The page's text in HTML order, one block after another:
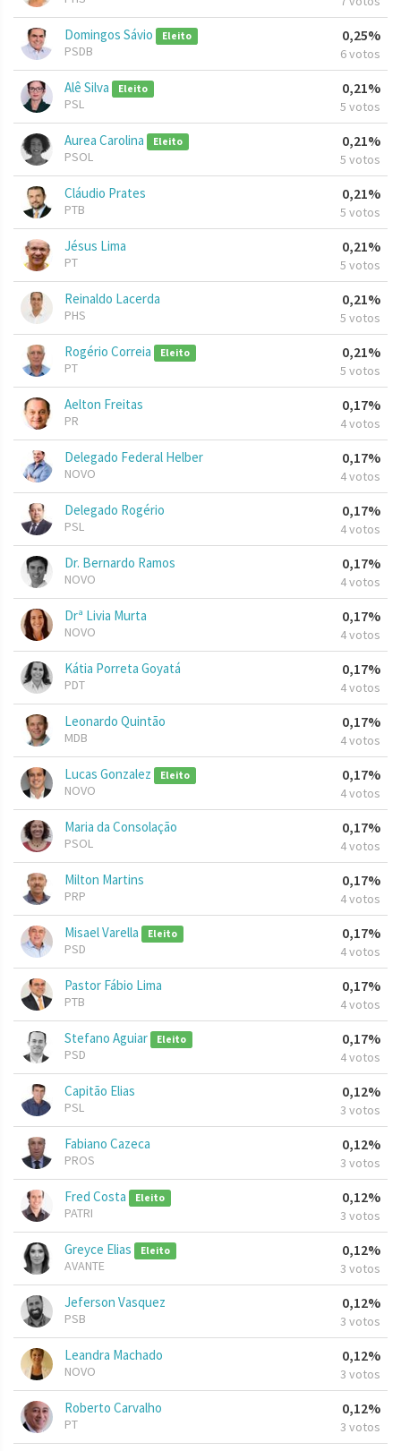
Domingos Sávio Eleito
PSDB
0,25%
6 votos
Alê Silva Eleito
PSL
0,21%
5 votos
Aurea Carolina Eleito
PSOL
0,21%
5 votos
Cláudio Prates
PTB
0,21%
5 votos
Jésus Lima
PT
0,21%
5 votos
Reinaldo Lacerda
PHS
0,21%
5 votos
Rogério Correia Eleito
PT
0,21%
5 votos
Aelton Freitas
PR
0,17%
4 votos
Delegado Federal Helber
NOVO
0,17%
4 votos
Delegado Rogério
PSL
0,17%
4 votos
Dr. Bernardo Ramos
NOVO
0,17%
4 votos
Drª Livia Murta
NOVO
0,17%
4 votos
Kátia Porreta Goyatá
PDT
0,17%
4 votos
Leonardo Quintão
MDB
0,17%
4 votos
Lucas Gonzalez Eleito
NOVO
0,17%
4 votos
Maria da Consolação
PSOL
0,17%
4 votos
Milton Martins
PRP
0,17%
4 votos
Misael Varella Eleito
PSD
0,17%
4 votos
Pastor Fábio Lima
PTB
0,17%
4 votos
Stefano Aguiar Eleito
PSD
0,17%
4 votos
Capitão Elias
PSL
0,12%
3 votos
Fabiano Cazeca
PROS
0,12%
3 votos
Fred Costa Eleito
PATRI
0,12%
3 votos
Greyce Elias Eleito
AVANTE
0,12%
3 votos
Jeferson Vasquez
PSB
0,12%
3 votos
Leandra Machado
NOVO
0,12%
3 votos
Roberto Carvalho
PT
0,12%
3 votos